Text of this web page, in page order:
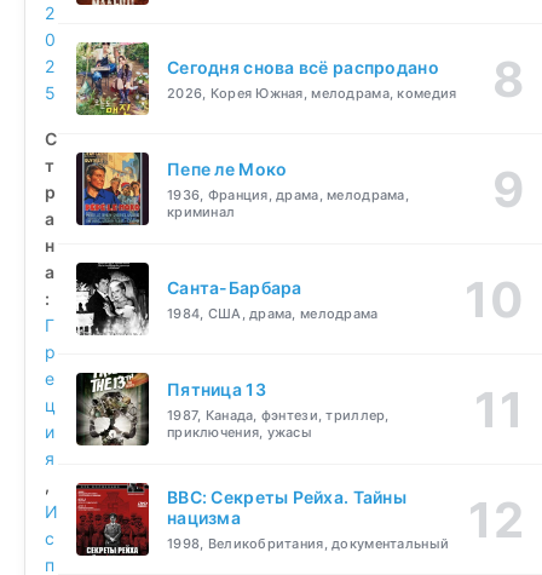
2
0
2
5
С
т
р
а
н
а
:
Г
р
е
ц
и
я
,
И
с
п
Сегодня снова всё распродано
2026, Корея Южная, мелодрама, комедия
Пепе ле Моко
1936, Франция, драма, мелодрама,
криминал
Санта-Барбара
1984, США, драма, мелодрама
Пятница 13
1987, Канада, фэнтези, триллер,
приключения, ужасы
BBC: Секреты Рейха. Тайны
нацизма
1998, Великобритания, документальный